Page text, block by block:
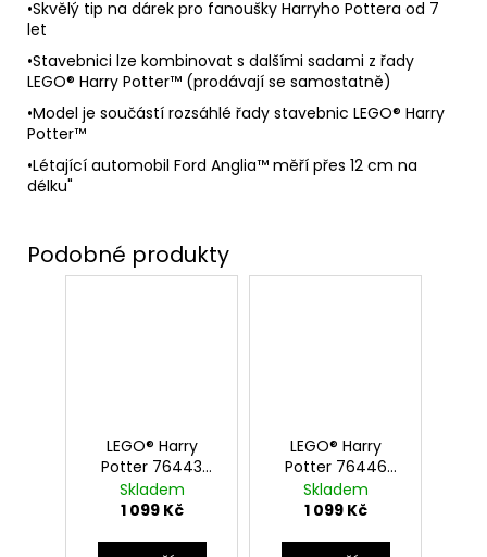
•Skvělý tip na dárek pro fanoušky Harryho Pottera od 7
let
•Stavebnici lze kombinovat s dalšími sadami z řady
LEGO® Harry Potter™ (prodávají se samostatně)
•Model je součástí rozsáhlé řady stavebnic LEGO® Harry
Potter™
•Létající automobil Ford Anglia™ měří přes 12 cm na
délku"
LEGO® Harry
Potter 76443
Hagrid a Harry na
motorce
Skladem
1 099 Kč
LEGO® Harry
Potter 76446
Dobrodružství v
záchranném
autobusu
Skladem
1 099 Kč